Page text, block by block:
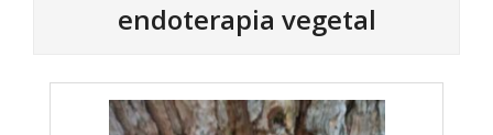
endoterapia vegetal